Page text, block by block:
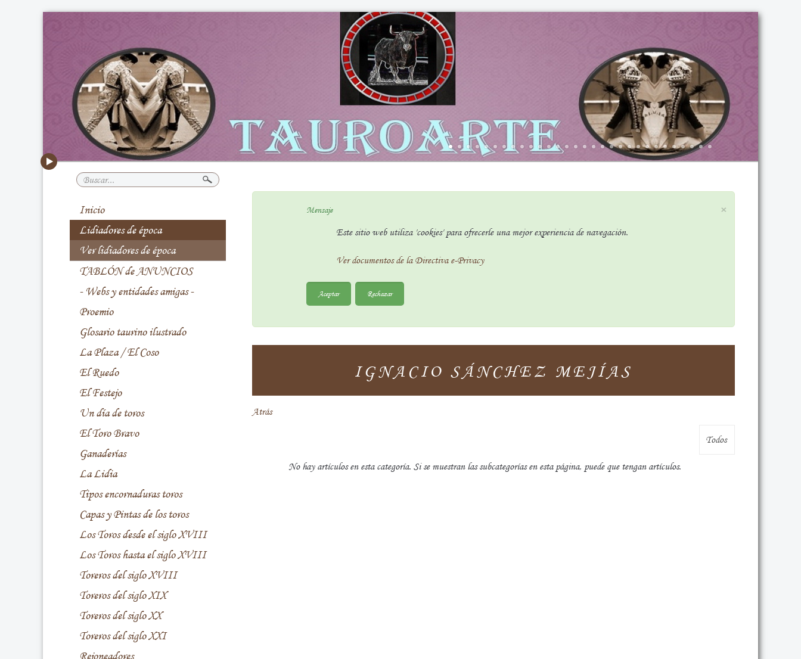
Buscar...
Inicio
Lidiadores de época
Ver lidiadores de época
TABLÓN de ANUNCIOS
- Webs y entidades amigas -
Proemio
Glosario taurino ilustrado
La Plaza / El Coso
El Ruedo
El Festejo
Un día de toros
El Toro Bravo
Ganaderías
La Lidia
Tipos encornaduras toros
Capas y Pintas de los toros
Los Toros desde el siglo XVIII
Los Toros hasta el siglo XVIII
Toreros del siglo XVIII
Toreros del siglo XIX
Toreros del siglo XX
Toreros del siglo XXI
Rejoneadores
×
Mensaje
Este sitio web utiliza 'cookies' para ofrecerle una mejor experiencia de navegación.
Ver documentos de la Directiva e-Privacy
Aceptar Rechazar
IGNACIO SÁNCHEZ MEJÍAS
Atrás
No hay artículos en esta categoría. Si se muestran las subcategorías en esta página, puede que tengan artículos.